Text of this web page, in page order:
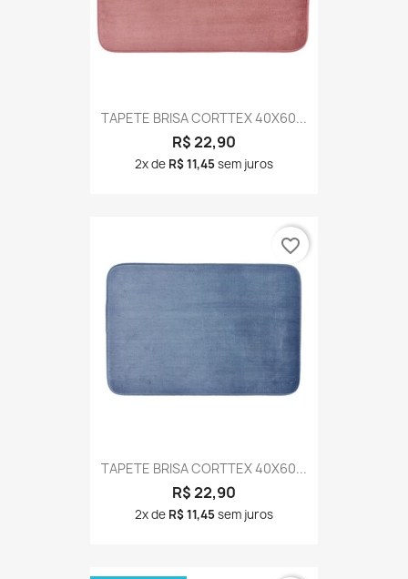
TAPETE BRISA CORTTEX 40X60...
R$ 22,90
2x de R$ 11,45sem juros
TAPETE BRISA CORTTEX 40X60...
R$ 22,90
2x de R$ 11,45sem juros
favorite_border